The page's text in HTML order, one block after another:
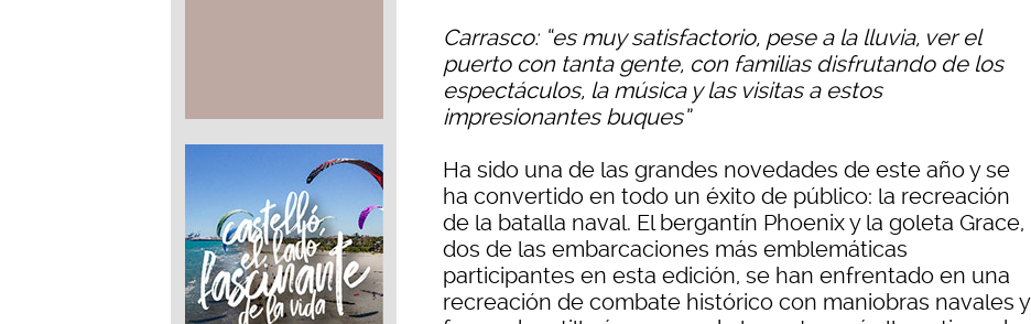
Carrasco: “es muy satisfactorio, pese a la lluvia, ver el
puerto con tanta gente, con familias disfrutando de los
espectáculos, la música y las visitas a estos
impresionantes buques”
Ha sido una de las grandes novedades de este año y se
ha convertido en todo un éxito de público: la recreación
de la batalla naval. El bergantín Phoenix y la goleta Grace,
dos de las embarcaciones más emblemáticas
participantes en esta edición, se han enfrentado en una
recreación de combate histórico con maniobras navales y